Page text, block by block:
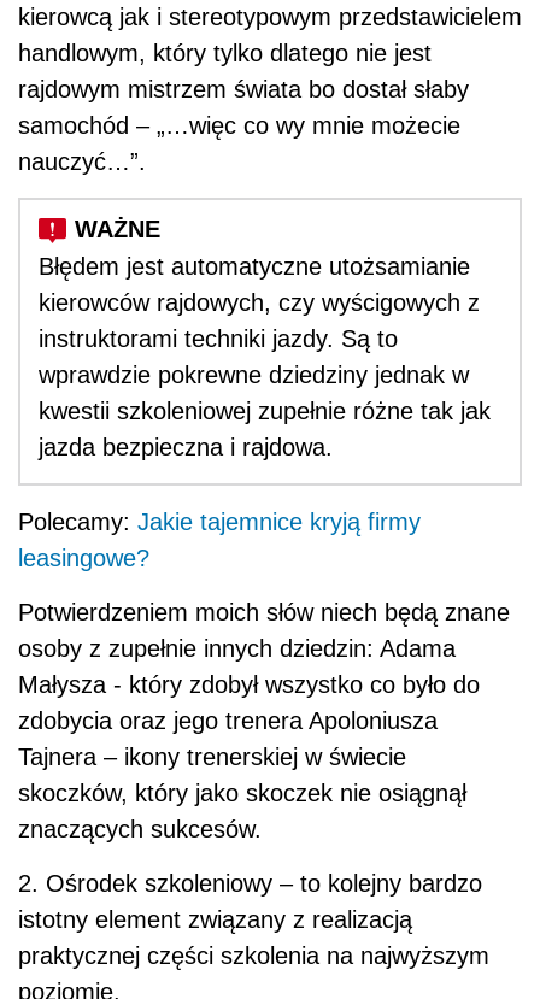
kierowcą jak i stereotypowym przedstawicielem
handlowym, który tylko dlatego nie jest
rajdowym mistrzem świata bo dostał słaby
samochód – „…więc co wy mnie możecie
nauczyć…”.
Błędem jest automatyczne utożsamianie
kierowców rajdowych, czy wyścigowych z
instruktorami techniki jazdy. Są to
wprawdzie pokrewne dziedziny jednak w
kwestii szkoleniowej zupełnie różne tak jak
jazda bezpieczna i rajdowa.
Polecamy: Jakie tajemnice kryją firmy
leasingowe?
Potwierdzeniem moich słów niech będą znane
osoby z zupełnie innych dziedzin: Adama
Małysza - który zdobył wszystko co było do
zdobycia oraz jego trenera Apoloniusza
Tajnera – ikony trenerskiej w świecie
skoczków, który jako skoczek nie osiągnął
znaczących sukcesów.
2. Ośrodek szkoleniowy – to kolejny bardzo
istotny element związany z realizacją
praktycznej części szkolenia na najwyższym
poziomie.